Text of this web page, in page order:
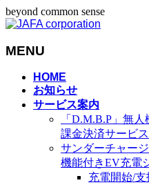
beyond common sense
MENU
HOME
お知らせ
サービス案内
「D.M.B.P」無
課金決済サービス
サンダーチャー
機能付きEV充電
充電開始/